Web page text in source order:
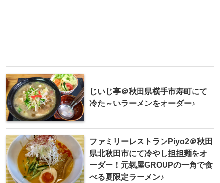
じいじ亭＠秋田県横手市寿町にて
冷た～いラーメンをオーダー♪
ファミリーレストランPiyo2＠秋田
県北秋田市にて冷やし担担麺をオ
ーダー！元氣屋GROUPの一角で食
べる夏限定ラーメン♪